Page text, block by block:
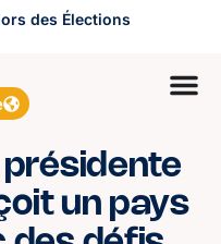
des Élections
présidente
un pays